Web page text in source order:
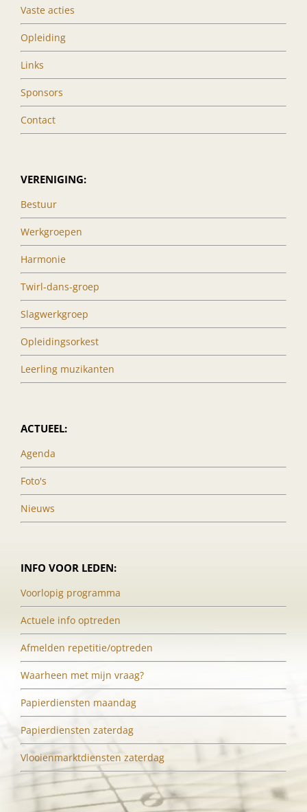
Vaste acties
Opleiding
Links
Sponsors
Contact
VERENIGING:
Bestuur
Werkgroepen
Harmonie
Twirl-dans-groep
Slagwerkgroep
Opleidingsorkest
Leerling muzikanten
ACTUEEL:
Agenda
Foto's
Nieuws
INFO VOOR LEDEN:
Voorlopig programma
Actuele info optreden
Afmelden repetitie/optreden
Waarheen met mijn vraag?
Papierdiensten maandag
Papierdiensten zaterdag
Vlooienmarktdiensten zaterdag